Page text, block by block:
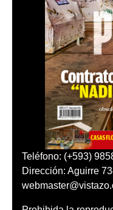
Teléfono: (+593)
Dirección: Aguirre